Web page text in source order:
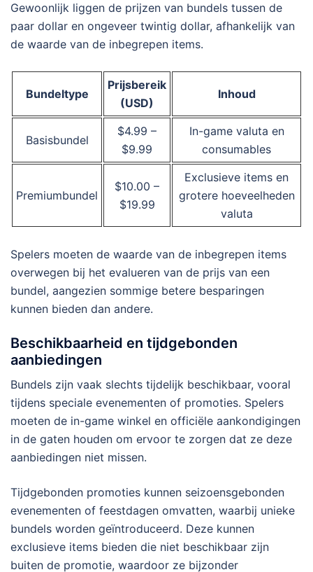
Gewoonlijk liggen de prijzen van bundels tussen de
paar dollar en ongeveer twintig dollar, afhankelijk van
de waarde van de inbegrepen items.
Bundeltype
Prijsbereik
(USD)
Inhoud
Basisbundel
$4.99 –
$9.99
In-game valuta en
consumables
Premiumbundel
$10.00 –
$19.99
Exclusieve items en
grotere hoeveelheden
valuta
Spelers moeten de waarde van de inbegrepen items
overwegen bij het evalueren van de prijs van een
bundel, aangezien sommige betere besparingen
kunnen bieden dan andere.
Beschikbaarheid en tijdgebonden
aanbiedingen
Bundels zijn vaak slechts tijdelijk beschikbaar, vooral
tijdens speciale evenementen of promoties. Spelers
moeten de in-game winkel en officiële aankondigingen
in de gaten houden om ervoor te zorgen dat ze deze
aanbiedingen niet missen.
Tijdgebonden promoties kunnen seizoensgebonden
evenementen of feestdagen omvatten, waarbij unieke
bundels worden geïntroduceerd. Deze kunnen
exclusieve items bieden die niet beschikbaar zijn
buiten de promotie, waardoor ze bijzonder